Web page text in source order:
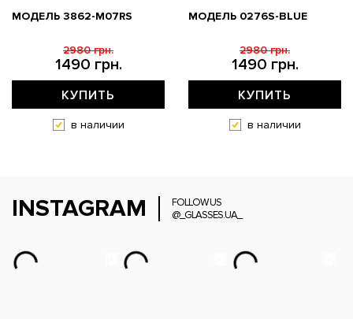
МОДЕЛЬ 3862-M07RS
1490 грн.
2980 грн.
КУПИТЬ
в наличии
МОДЕЛЬ 0276S-BLUE
1490 грн.
2980 грн.
КУПИТЬ
в наличии
INSTAGRAM
FOLLOW US
@_GLASSES.UA_